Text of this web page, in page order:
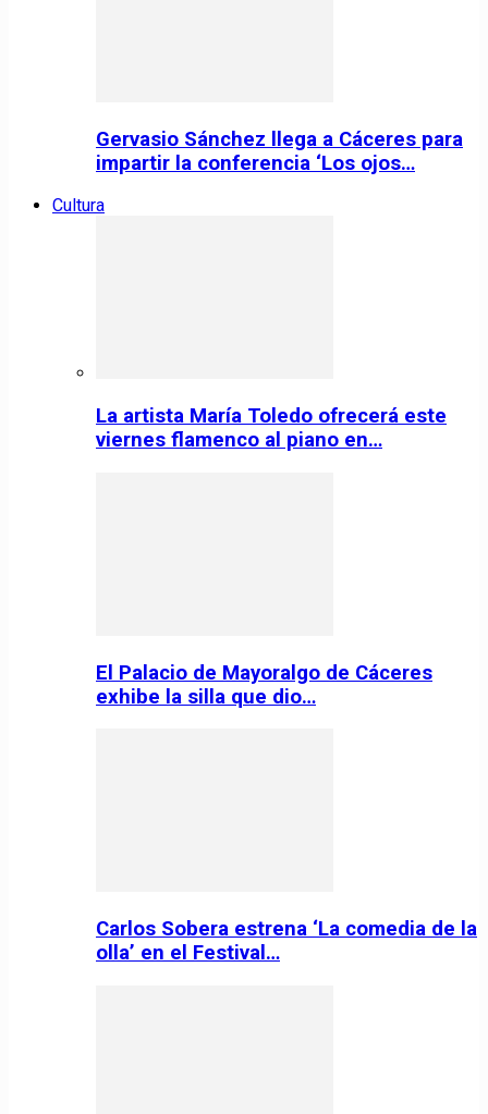
Gervasio Sánchez llega a Cáceres para
impartir la conferencia ‘Los ojos…
Cultura
La artista María Toledo ofrecerá este
viernes flamenco al piano en…
El Palacio de Mayoralgo de Cáceres
exhibe la silla que dio…
Carlos Sobera estrena ‘La comedia de la
olla’ en el Festival…